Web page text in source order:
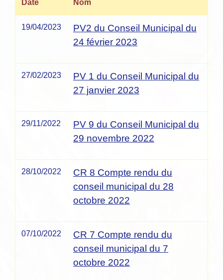
Date Nom
19/04/2023
PV2 du Conseil Municipal du
24 février 2023
27/02/2023
PV 1 du Conseil Municipal du
27 janvier 2023
29/11/2022
PV 9 du Conseil Municipal du
29 novembre 2022
28/10/2022
CR 8 Compte rendu du
conseil municipal du 28
octobre 2022
07/10/2022
CR 7 Compte rendu du
conseil municipal du 7
octobre 2022